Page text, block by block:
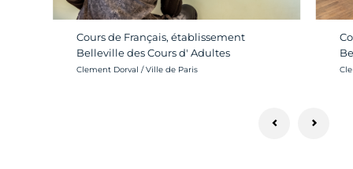
Cours de Français, établissement
Belleville des Cours d' Adultes
Crédit photo :
Clement Dorval / Ville de Paris